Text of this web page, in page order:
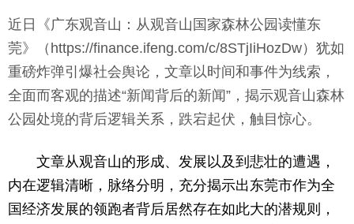
近日《广东观音山：从观音山国家森林公园读懂东
莞》（https://finance.ifeng.com/c/8STjIiHozDw）犹如
重磅炸弹引爆社会舆论，文章以时间和事件为线索，
全面而客观的描述“新闻背后的新闻”，揭示观音山森林
公园处境的背后逻辑关系，跌宕起伏，触目惊心。
文章从观音山的形成、发展以及到悲壮的遭遇，
内在逻辑清晰，脉络分明，充分揭示出东莞市作为全
国经济发展的领跑者背后居然存在如此大的潜规则，